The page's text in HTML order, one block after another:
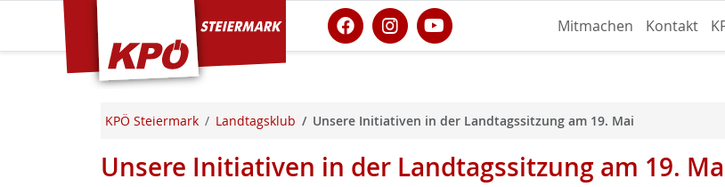
KPÖ Steiermark Mitmachen Kontakt
KPÖ Steiermark Landtagsklub Unsere Initiativen in der Landtagssitzung am 19. Mai
Unsere Initiativen in der Landtagssitzung am 19.